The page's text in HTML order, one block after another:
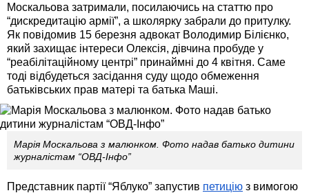
Москальова затримали, посилаючись на статтю про
“дискредитацію армії”, а школярку забрали до притулку.
Як повідомив 15 березня адвокат Володимир Білієнко,
який захищає інтереси Олексія, дівчина пробуде у
“реабілітаційному центрі” принаймні до 4 квітня. Саме
тоді відбудеться засідання суду щодо обмеження
батьківських прав матері та батька Маші.
Марія Москальова з малюнком. Фото надав батько дитини
журналістам “ОВД-Інфо”
Представник партії “Яблуко” запустив петицію з вимогою